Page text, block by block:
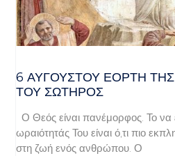
6 ΑΥΓΟΥΣΤΟΥ ΕΟΡΤΗ
ΤΟΥ ΣΩΤΗΡΟΣ
Ο Θεός είναι πανέμορφος. Το να
ωραιότητάς Του είναι ό,τι πιο
στη ζωή ενός ανθρώπου. Ο